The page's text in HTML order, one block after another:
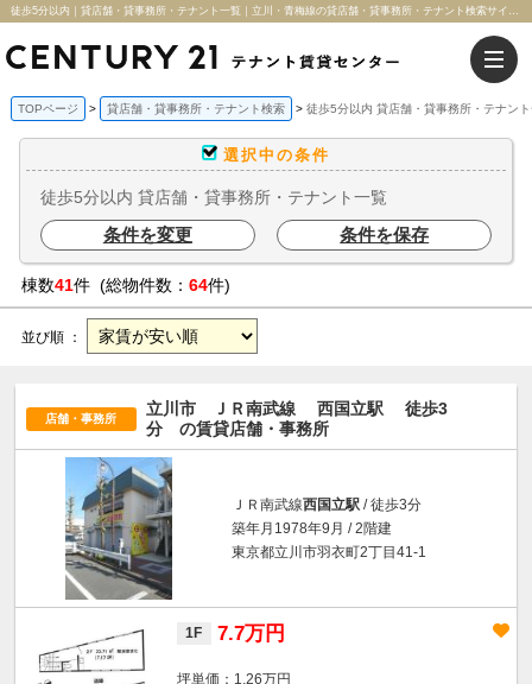
徒歩5分以内｜貸店舗・貸事務所・テナント一覧｜立川・青梅線の貸店舗・貸事務所・テナント検索サイト｜センチュリー21テナント賃貸センター
TOPページ 貸店舗・貸事務所・テナント検索 徒歩5分以内 貸店舗・貸事務所・テナン
選択中の条件
徒歩5分以内 貸店舗・貸事務所・テナント一覧
条件を変更 条件を保存
棟数41件 (総物件数： 64件)
並び順 ：
店舗・事務所
立川市 ＪＲ南武線 西国立駅
徒歩3
分 の賃貸店舗・事務所
ＪＲ南武線西国立駅 / 徒歩3分
築年月1978年9月 / 2階建
東京都立川市羽衣町2丁目41-1
1F 7.7万円
坪単価：1.26万円